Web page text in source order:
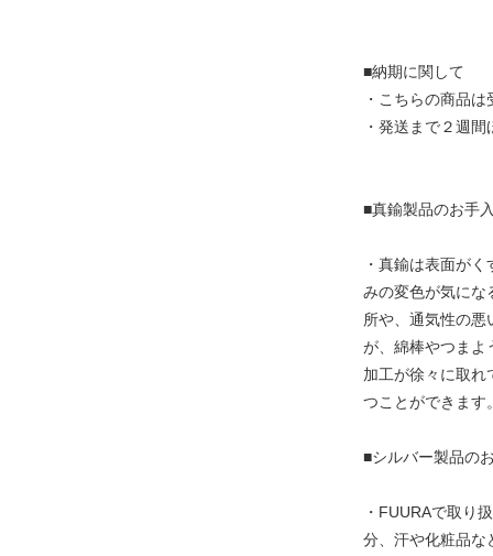
■納期に関して
・こちらの商品
・発送まで２週
■真鍮製品のお手
・真鍮は表面が
みの変色が気にな
所や、通気性の悪
が、綿棒やつまよ
加工が徐々に取
つことができます
■シルバー製品の
・FUURAで取り
分、汗や化粧品な